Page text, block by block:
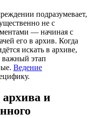
подразумевает,
не с
— начиная с
его в архив. Когда
искать в архиве,
этап
Ведение
и